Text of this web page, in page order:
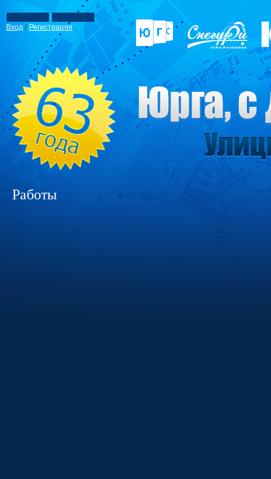
Вход / Регистрация
Работы